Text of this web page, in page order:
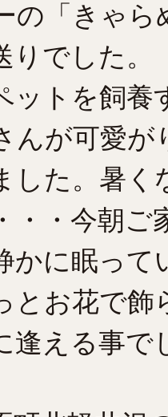
の「きゃ
でした。
ットを飼
んが可愛が
した。暑
・・今朝ご
かに眠って
とお花で飾
逢える事で